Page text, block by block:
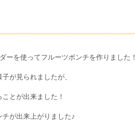
ーを使ってフルーツポンチを作りました！
が見られましたが、
とが出来ました！
が出来上がりました♪